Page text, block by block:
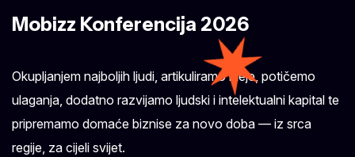
Mobizz Konferencija 2026
Okupljanjem najboljih ljudi, artikuliramo ideje, potičemo
ulaganja, dodatno razvijamo ljudski i intelektualni kapital te
pripremamo domaće biznise za novo doba — iz srca
regije, za cijeli svijet.